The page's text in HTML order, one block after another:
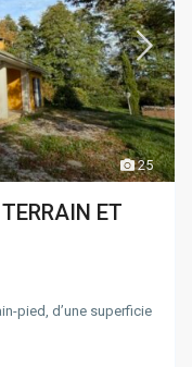
25
ET
pied, d’une superficie